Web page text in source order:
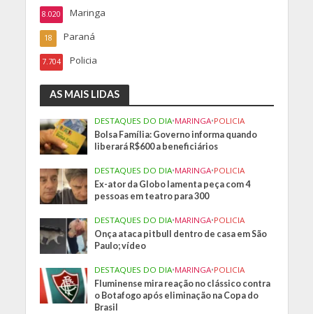
Maringa
8.020
Paraná
18
Policia
7.704
AS MAIS LIDAS
DESTAQUES DO DIA•MARINGA•POLICIA
Bolsa Família: Governo informa quando
liberará R$600 a beneficiários
DESTAQUES DO DIA•MARINGA•POLICIA
Ex-ator da Globo lamenta peça com 4
pessoas em teatro para 300
DESTAQUES DO DIA•MARINGA•POLICIA
Onça ataca pitbull dentro de casa em São
Paulo; vídeo
DESTAQUES DO DIA•MARINGA•POLICIA
Fluminense mira reação no clássico contra
o Botafogo após eliminação na Copa do
Brasil